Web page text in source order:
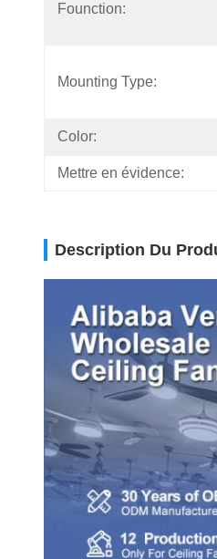
Founction:
Mounting Type:
Color:
Mettre en évidence:
Description Du